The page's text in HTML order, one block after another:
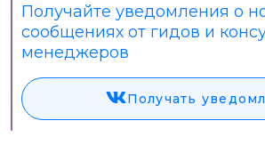
Получайте уведомления о
сообщениях от гидов и
менеджеров
Получать